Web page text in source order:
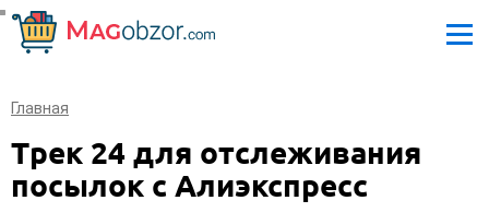
Главная
Трек 24 для отслеживания
посылок с Алиэкспресс